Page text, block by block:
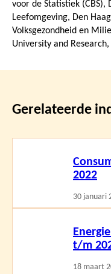
voor de Statistiek (CBS),
Leefomgeving, Den
Volksgezondheid en
University and
Gerelateerde
2022
30 januari
t/m
18 maart